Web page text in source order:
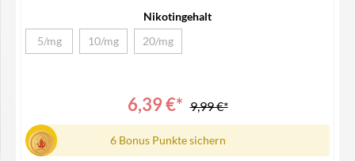
Bedienungsanleitung
Nikotingehalt
5/mg
(Diese Option ist zurzeit nicht verfügbar.)
10/mg(Diese Option ist zurzeit nicht verfügbar.)
20/mg(Diese Option ist zurzeit nicht verfügbar.)
6,39 €* 9,99 €*
6 Bonus Punkte sichern